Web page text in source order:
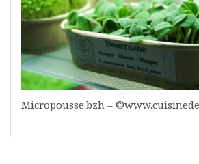
Micropousse.bzh –